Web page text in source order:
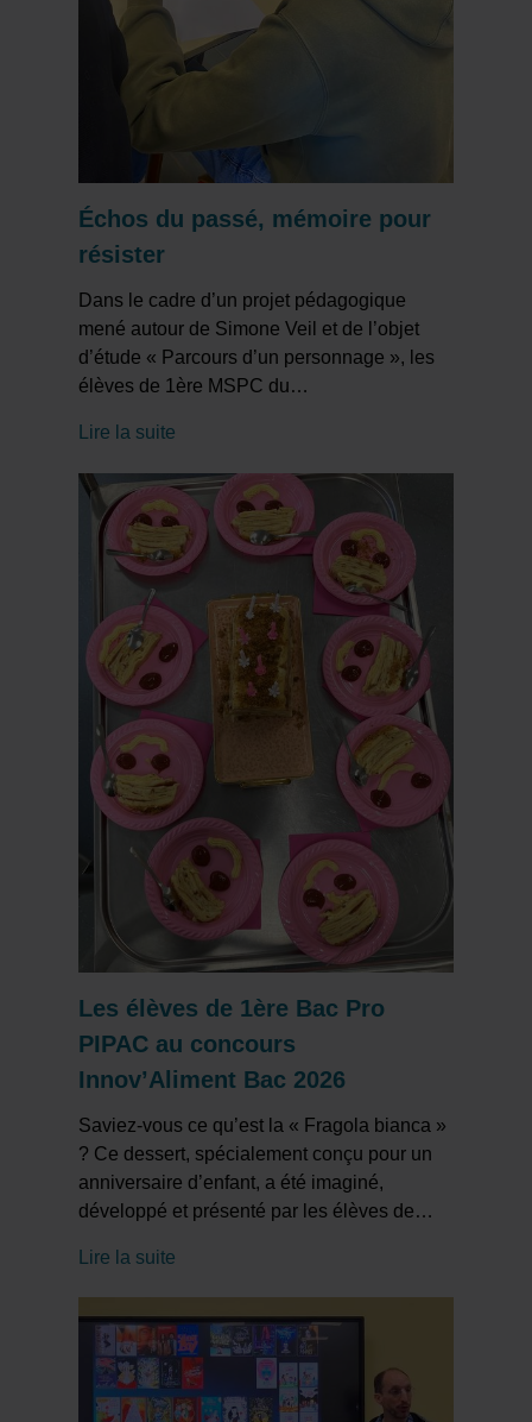
Échos du passé, mémoire pour
résister
Dans le cadre d’un projet pédagogique
mené autour de Simone Veil et de l’objet
d’étude « Parcours d’un personnage », les
élèves de 1ère MSPC du…
Lire la suite
Les élèves de 1ère Bac Pro
PIPAC au concours
Innov’Aliment Bac 2026
Saviez-vous ce qu’est la « Fragola bianca »
? Ce dessert, spécialement conçu pour un
anniversaire d’enfant, a été imaginé,
développé et présenté par les élèves de…
Lire la suite